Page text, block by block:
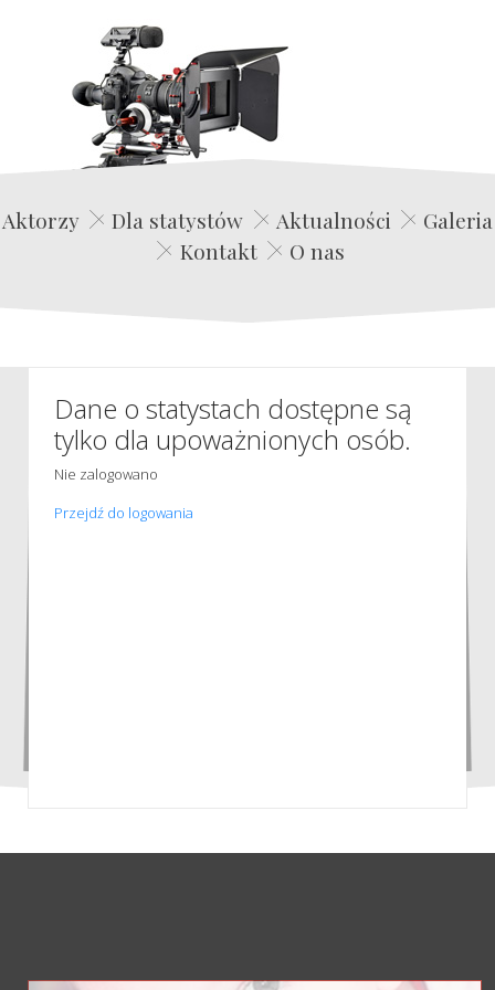
Edwin Film Agencja Aktorska
Aktorzy Dla statystów Aktualności
Galeria
Kontakt
O nas
Dane o statystach dostępne są
tylko dla upoważnionych osób.
Nie zalogowano
Przejdź do logowania